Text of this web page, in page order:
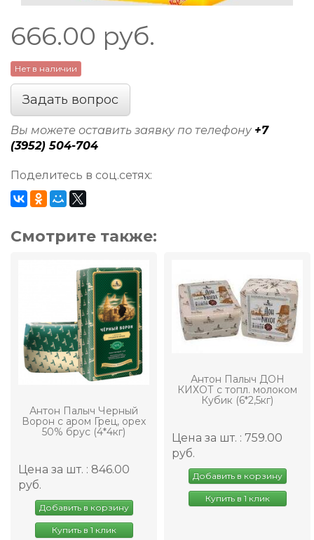
666.00 руб.
Нет в наличии
Задать вопрос
Вы можете оставить заявку по телефону +7
(3952) 504-704
Поделитесь в соц.сетях:
Смотрите также:
Антон Палыч Черный
Ворон с аром Грец, орех
50% брус (4*4кг)
Цена за шт. : 846.00
руб.
Добавить в корзину
Купить в 1 клик
Антон Палыч ДОН
КИХОТ с топл. молоком
Кубик (6*2,5кг)
Цена за шт. : 759.00
руб.
Добавить в корзину
Купить в 1 клик